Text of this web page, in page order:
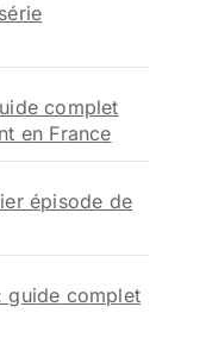
complet
en France
épisode de
guide complet